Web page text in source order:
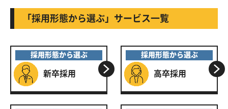
「採用形態から選ぶ」サービス一覧
採用形態から選ぶ
新卒採用
採用形態から選ぶ
高卒採用